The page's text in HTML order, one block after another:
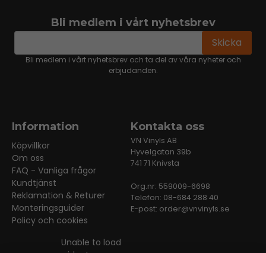
Bli medlem i vårt nyhetsbrev
email Skicka
Bli medlem i vårt nyhetsbrev och ta del av våra nyheter och
erbjudanden.
Information
Köpvillkor
Om oss
FAQ - Vanliga frågor
Kundtjänst
Reklamation & Returer
Monteringsguider
Policy och cookies
Kontakta oss
VN Vinyls AB
Hyvelgatan 39b
741 71 Knivsta
Org.nr: 559009-6698
Telefon: 08-684 288 40
E-post: order@vnvinyls.se
Unable to load